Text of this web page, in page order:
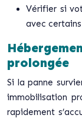
Vérifier si
avec
prolongée
Si la panne
immobilisation
rapidement